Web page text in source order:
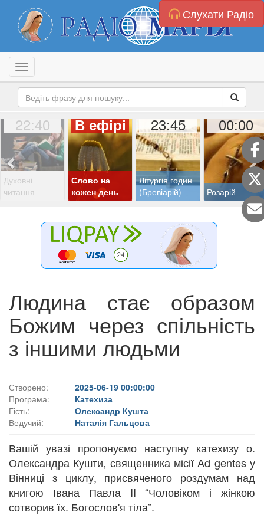
Слухати Радіо
Toggle navigation
22:40
Духовні
читання
В ефірі
Слово на
кожен день
23:45
Літургія годин
(Бревіарій)
00:00
Розарій
Людина стає образом
Божим через спільність
з іншими людьми
Створено:
2025-06-19 00:00:00
Програма:
Катехиза
Гість:
Олександр Кушта
Ведучий:
Наталія Гальцова
Вашій увазі пропонуємо наступну катехизу о.
Олександра Кушти, священника місії Ad gentes у
Вінниці з циклу, присвяченого роздумам над
книгою Івана Павла II “Чоловіком і жінкою
сотворив їх. Богослов'я тіла”.